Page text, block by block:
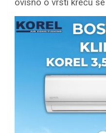
ovisno o vrsti kreću